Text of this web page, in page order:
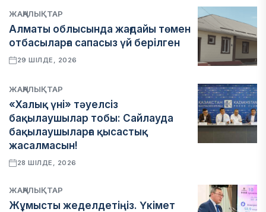
ЖАҢАЛЫҚТАР
Алматы облысында жағдайы төмен
отбасыларға сапасыз үй берілген
29 ШІЛДЕ, 2026
ЖАҢАЛЫҚТАР
«Халық үні» тәуелсіз
бақылаушылар тобы: Сайлауда
бақылаушыларға қысастық
жасалмасын!
28 ШІЛДЕ, 2026
ЖАҢАЛЫҚТАР
Жұмысты жеделдетіңіз. Үкімет